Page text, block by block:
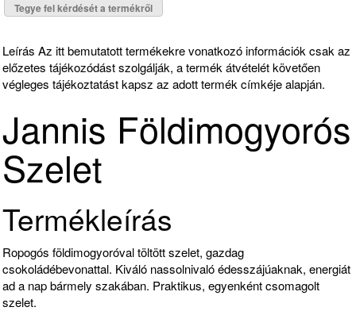
Tegye fel kérdését a termékről
Leírás Az itt bemutatott termékekre vonatkozó információk csak az
előzetes tájékozódást szolgálják, a termék átvételét követően
végleges tájékoztatást kapsz az adott termék címkéje alapján.
Jannis Földimogyorós
Szelet
Termékleírás
Ropogós földimogyoróval töltött szelet, gazdag
csokoládébevonattal. Kiváló nassolnivaló édesszájúaknak, energiát
ad a nap bármely szakában. Praktikus, egyenként csomagolt
szelet.